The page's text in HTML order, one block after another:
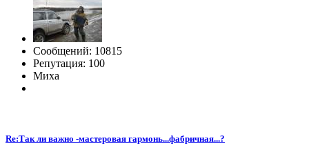
Сообщений: 10815
Репутация: 100
Миха
Re:Так ли важно -мастеровая гармонь...фабричная...?